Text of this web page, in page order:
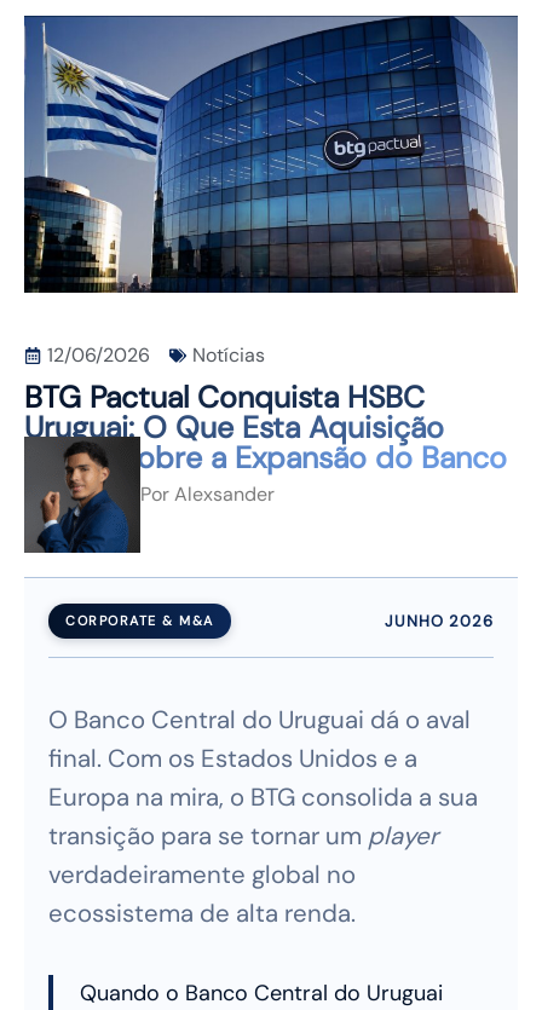
CONTATO
12/06/2026 Notícias
BTG Pactual Conquista HSBC
Uruguai: O Que Esta Aquisição
Revela Sobre a Expansão do Banco
PorAlexsander
CORPORATE & M&A JUNHO 2026
O Banco Central do Uruguai dá o aval
final. Com os Estados Unidos e a
Europa na mira, o BTG consolida a sua
transição para se tornar um player
verdadeiramente global no
ecossistema de alta renda.
Quando o Banco Central do Uruguai